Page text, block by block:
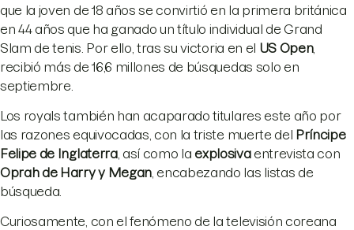
que la joven de 18 años se convirtió en la primera británica
en 44 años que ha ganado un título individual de Grand
Slam de tenis. Por ello, tras su victoria en el US Open,
recibió más de 16,6 millones de búsquedas solo en
septiembre.
Los royals también han acaparado titulares este año por
las razones equivocadas, con la triste muerte del Príncipe
Felipe de Inglaterra, así como la explosivaentrevista con
Oprah de Harry y Megan, encabezando las listas de
búsqueda.
Curiosamente, con el fenómeno de la televisión coreana